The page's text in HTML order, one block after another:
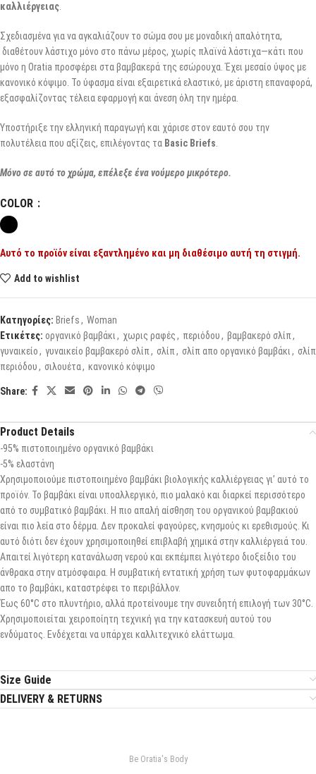
καλλιέργειας
Σχεδιασμένα για να αγκαλιάζουν το σώμα σου με μοναδική απαλότητα,
διαθέτουν λάστιχο μόνο στο πάνω μέρος, χωρίς πλαϊνά λάστιχα—κάτι που
μόνο η Oratia προσφέρει στα βαμβακερά της εσώρουχα. Έχει μεσαίο ύψος με
κανονικό κόψιμο. Το ύφασμα είναι εξαιρετικά ελαστικό, με άριστη επαναφορά,
εξασφαλίζοντας τέλεια εφαρμογή και άνεση όλη την ημέρα.
Υποστήριξε την ελληνική παραγωγή και χάρισε στον εαυτό σου την
πολυτέλεια που αξίζεις, επιλέγοντας τα Basic Briefs
Μόνο σε αυτό το χρώμα, επέλεξε ένα νούμερο μικρότερο.
COLOR
Αυτό το προϊόν είναι εξαντλημένο και μη διαθέσιμο αυτή τη στιγμή.
Add to wishlist
Κατηγορίες: Briefs, Woman
Ετικέτες: οργανικό βαμβάκι, χωρις ραφές, περιόδου, βαμβακερό σλίπ,
γυναικείο, γυναικείο βαμβακερό σλίπ, σλίπ, σλίπ απο οργανικό βαμβάκι, σλίπ
περιόδου, σιλουέτα, κανονικό κόψιμο
Share:
Product Details
-95% πιστοποιημένο οργανικό βαμβάκι
-5% ελαστάνη
Χρησιμοποιούμε πιστοποιημένο βαμβάκι βιολογικής καλλιέργειας γι’ αυτό το
προϊόν. Το βαμβάκι είναι υποαλλεργικό, πιο μαλακό και διαρκεί περισσότερο
από το συμβατικό βαμβάκι. Η πιο απαλή αίσθηση του οργανικού βαμβακιού
είναι πιο λεία στο δέρμα. Δεν προκαλεί φαγούρες, κνησμούς κι ερεθισμούς. Κι
αυτό διότι δεν έχουν χρησιμοποιηθεί επιβλαβή χημικά στην καλλιέργειά του.
Απαιτεί λιγότερη κατανάλωση νερού και εκπέμπει λιγότερο διοξείδιο του
άνθρακα στην ατμόσφαιρα. Η συμβατική εντατική χρήση των φυτοφαρμάκων
απο το βαμβάκι, καταστρέφει το περιβάλλον.
Έως 60°C στο πλυντήριο, αλλά προτείνουμε την συνειδητή επιλογή των 30°C.
Χρησιμοποιείται χειροποίητη τεχνική για την κατασκευή αυτού του
ενδύματος. Ενδέχεται να υπάρχει καλλιτεχνικό ελάττωμα.
Size Guide
DELIVERY & RETURNS
Be Oratia's Body